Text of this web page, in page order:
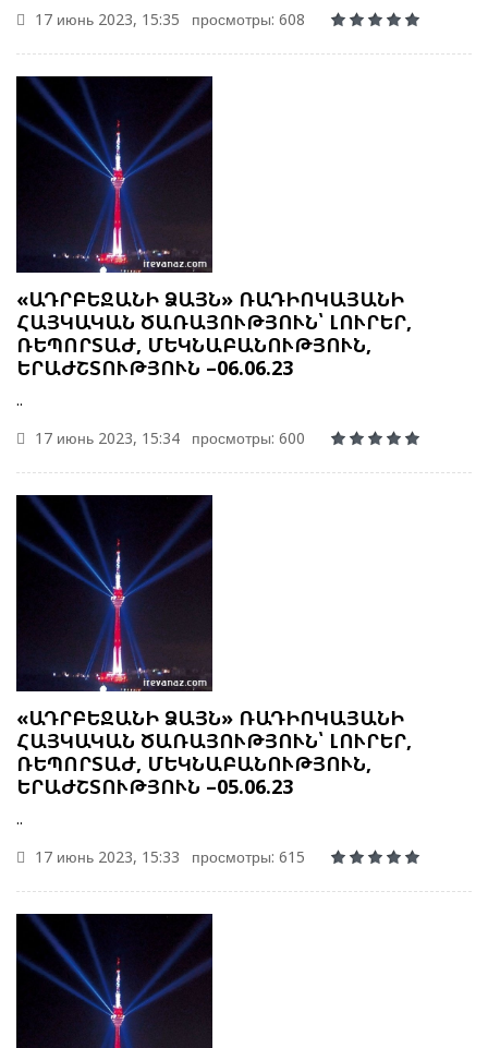
17 июнь 2023, 15:35
просмотры: 608
«ԱԴՐԲԵՋԱՆԻ ՁԱՅՆ» ՌԱԴԻՈԿԱՅԱՆԻ
ՀԱՅԿԱԿԱՆ ԾԱՌԱՅՈՒԹՅՈՒՆ՝ ԼՈՒՐԵՐ,
ՌԵՊՈՐՏԱԺ, ՄԵԿՆԱԲԱՆՈՒԹՅՈՒՆ,
ԵՐԱԺՇՏՈՒԹՅՈՒՆ –06.06.23
..
17 июнь 2023, 15:34
просмотры: 600
«ԱԴՐԲԵՋԱՆԻ ՁԱՅՆ» ՌԱԴԻՈԿԱՅԱՆԻ
ՀԱՅԿԱԿԱՆ ԾԱՌԱՅՈՒԹՅՈՒՆ՝ ԼՈՒՐԵՐ,
ՌԵՊՈՐՏԱԺ, ՄԵԿՆԱԲԱՆՈՒԹՅՈՒՆ,
ԵՐԱԺՇՏՈՒԹՅՈՒՆ –05.06.23
..
17 июнь 2023, 15:33
просмотры: 615